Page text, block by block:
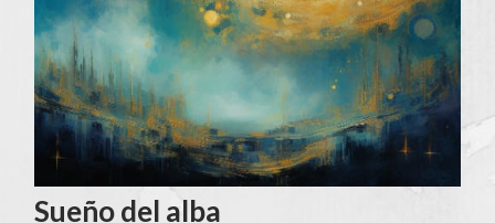
Sueño del alba